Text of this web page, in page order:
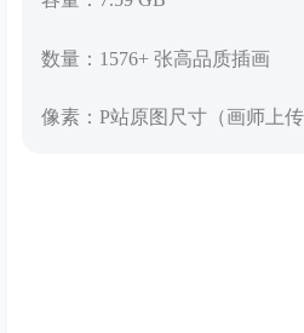
数量：1576+ 张高品质插画
像素：P站原图尺寸（画师上传